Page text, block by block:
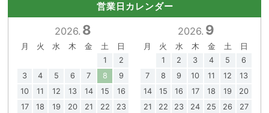
営業日カレンダー
2026. 8
月 火 水 木 金 土
日
1
2
3
4 5 6 7 8
9
10
11 12 13 14 15
16
17
18 19 20 21 22
23
2026. 9
月 火 水 木 金 土
日
1
2 3 4 5
6
7
8 9 10 11 12
13
14
15 16 17 18 19
20
21
22 23 24 25 26
27